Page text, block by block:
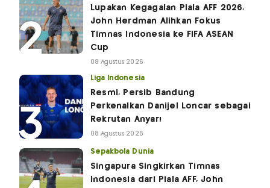
Lupakan Kegagalan Piala AFF 2026,
John Herdman Alihkan Fokus
Timnas Indonesia ke FIFA ASEAN
Cup
08 Agustus 2026
Liga Indonesia
Resmi, Persib Bandung
Perkenalkan Danijel Loncar sebagai
Rekrutan Anyar!
08 Agustus 2026
Sepakbola Dunia
Singapura Singkirkan Timnas
Indonesia dari Piala AFF, John